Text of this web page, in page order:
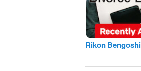
Rikon Bengoshi